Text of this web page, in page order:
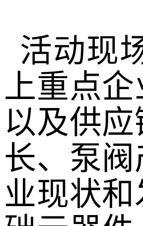
活动现
上重点
以及供
长、泵
业现状